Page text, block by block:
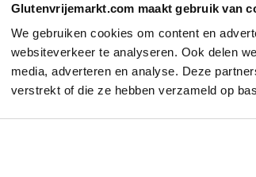
Glutenvrijemarkt.com maakt gebruik van
We gebruiken cookies om content en
websiteverkeer te analyseren. Ook delen
media, adverteren en analyse. Deze
verstrekt of die ze hebben verzameld op
1,2g
Schär
Ciabatta Rustica 4 Stuks -
Glutenvrij
200 gram